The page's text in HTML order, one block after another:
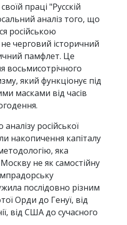
праці "Русскій
аналіз того, що
російською
черговий історичний
памфлет. Це
восьмисотрічного
який функціонує під
масками від часів
російської
накопичення капіталу
яка
не як самостійну
послідовно різним
Орди до Генуї, від
від США до сучасного